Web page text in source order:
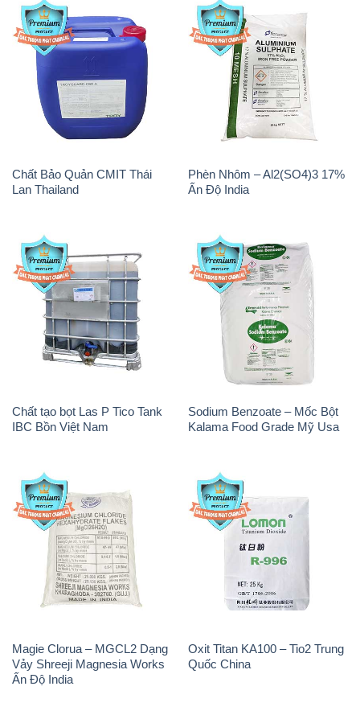
Chất Bảo Quản CMIT Thái
Lan Thailand
Phèn Nhôm – Al2(SO4)3 17%
Ấn Độ India
Chất tạo bọt Las P Tico Tank
IBC Bồn Việt Nam
Sodium Benzoate – Mốc Bột
Kalama Food Grade Mỹ Usa
Magie Clorua – MGCL2 Dạng
Vảy Shreeji Magnesia Works
Ấn Độ India
Oxit Titan KA100 – Tio2 Trung
Quốc China